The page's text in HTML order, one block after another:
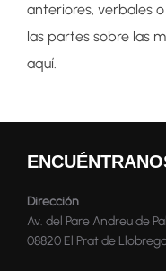
anteriores, verbales
las partes sobre las
aquí.
Dirección
Av. del Pare Andreu de
08820 El Prat de